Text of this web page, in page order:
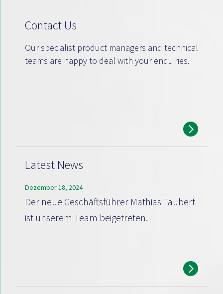
Contact Us
Our specialist product managers and technical
teams are happy to deal with your enquiries.
Latest News
Dezember 18, 2024
Der neue Geschäftsführer Mathias Taubert
ist unserem Team beigetreten.